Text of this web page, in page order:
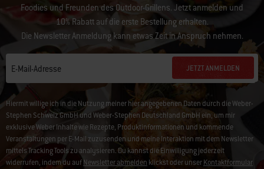
Foodies und Freunden des Outdoor-Grillens. Jetzt anmelden und
10% Rabatt auf die erste Bestellung erhalten.
Die Newsletter Anmeldung kann etwas Zeit in Anspruch nehmen.
E-Mail-Adresse JETZT ANMELDEN
Hiermit willige ich in die Nutzung meiner hier angegebenen Daten durch die Weber-
Stephen Schweiz GmbH und Weber-Stephen Deutschland GmbH ein, um mir
exklusive Weber Inhalte wie Rezepte, Produktinformationen und kommende
Veranstaltungen per E-Mail zuzusenden und meine Interaktion mit dem Newsletter
mittels Tracking Tools zu analysieren. Du kannst die Einwilligung jederzeit
widerrufen, indem du aufNewsletter abmelden klickst oder unserKontaktformular